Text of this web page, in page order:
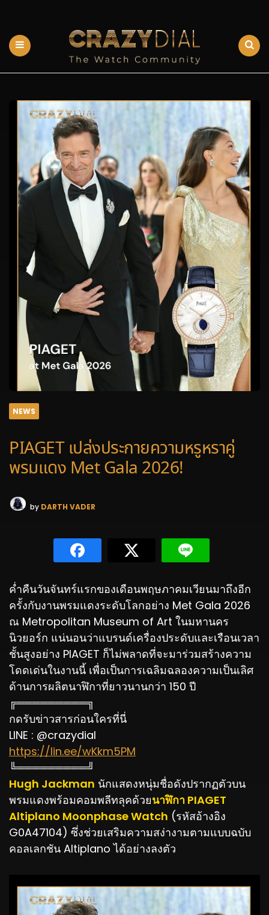
NEWS
PIAGET เปล่งประกายความหรูหราคู่
พรมแดง Met Gala 2026!
by DARTH VADER
ค่ำคืนวันจันทร์แรกของเดือนพฤษภาคมเวียนมาถึงอีก
ครั้งกับงานพรมแดงระดับโลกอย่าง Met Gala 2026
ณ Metropolitan Museum of Art ในมหานคร
นิวยอร์ก แน่นอนว่าแบรนด์เครื่องประดับและเรือนเวลา
ชั้นสูงอย่าง PIAGET ก็ไม่พลาดที่จะมาร่วมสร้างความ
โดดเด่นในงานนี้ เพื่อเป็นการเฉลิมฉลองความเป็นเลิศ
ด้านการผลิตนาฬิกาที่ยาวนานกว่า 150 ปี
╔═════════╗
กดรับข่าวสารก่อนใครที่นี่
LINE : @crazydial
https://lin.ee/wKkm5PM
╚═════════╝
Hugh Jackman นักแสดงหนุ่มชื่อดังปรากฏตัวบน
พรมแดงพร้อมคอมพลีทลุคด้วยนาฬิกา PIAGET
Altiplano Moonphase Watch (รหัสอ้างอิง
G0A47104) ซึ่งช่วยเสริมความสง่างามตามแบบฉบับ
คอลเลกชัน Altiplano ได้อย่างลงตัว